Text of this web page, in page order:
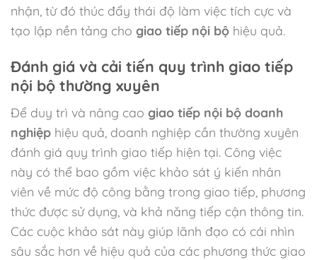
nhận, từ đó thúc đẩy thái độ làm việc tích cực và
tạo lập nền tảng cho giao tiếp nội bộ hiệu quả.
Đánh giá và cải tiến quy trình giao tiếp
nội bộ thường xuyên
Để duy trì và nâng cao giao tiếp nội bộ doanh
nghiệp hiệu quả, doanh nghiệp cần thường xuyên
đánh giá quy trình giao tiếp hiện tại. Công việc
này có thể bao gồm việc khảo sát ý kiến nhân
viên về mức độ công bằng trong giao tiếp, phương
thức được sử dụng, và khả năng tiếp cận thông tin.
Các cuộc khảo sát này giúp lãnh đạo có cái nhìn
sâu sắc hơn về hiệu quả của các phương thức giao